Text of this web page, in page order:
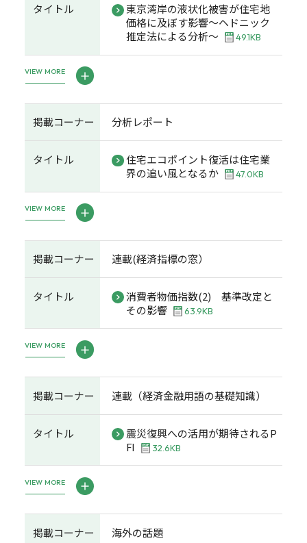
タイトル
東京湾岸の液状化被害が住宅地
価格に及ぼす影響～ヘドニック
推定法による分析～
49.1KB
VIEW MORE
掲載コーナー 分析レポート
タイトル
住宅エコポイント復活は住宅業
界の追い風となるか
47.0KB
VIEW MORE
掲載コーナー 連載(経済指標の窓）
タイトル
消費者物価指数(2) 基準改定と
その影響
63.9KB
VIEW MORE
掲載コーナー 連載（経済金融用語の基礎知識）
タイトル
震災復興への活用が期待されるP
FI
32.6KB
VIEW MORE
掲載コーナー 海外の話題